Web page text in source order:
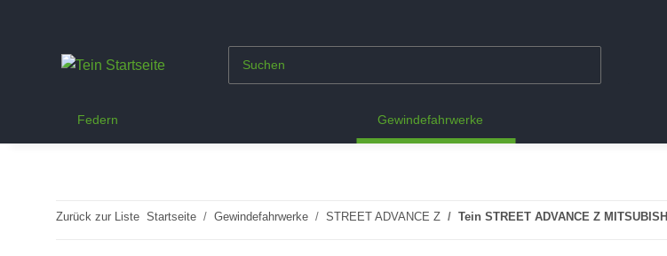
Federn Gewindefahrwerke
Zurück zur Liste Startseite Gewindefahrwerke STREET ADVANCE Z Tein STREET ADVANCE Z